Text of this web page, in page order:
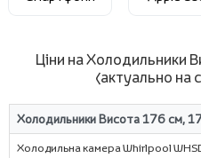
Ціни на Холодильники
(актуально на
Холодильники Висота 176 см,
Холодильна камера Whirlpool